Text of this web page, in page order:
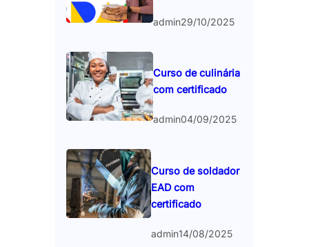
admin29/10/2025
Curso de culinária
com certificado
admin04/09/2025
Curso de soldador
EAD com
certificado
admin14/08/2025